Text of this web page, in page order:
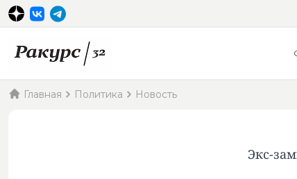
Главная Политика Новость
Экс-